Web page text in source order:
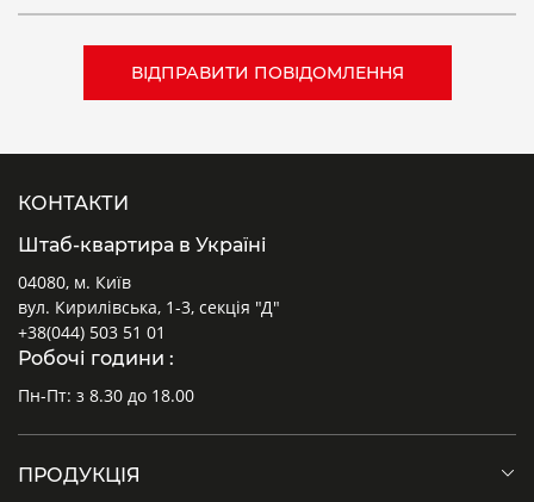
КОНТАКТИ
Штаб-квартира в Україні
04080, м. Київ
вул. Кирилівська, 1-3, секція "Д"
+38(044) 503 51 01
Робочі години :
Пн-Пт: з 8.30 до 18.00
ПРОДУКЦІЯ